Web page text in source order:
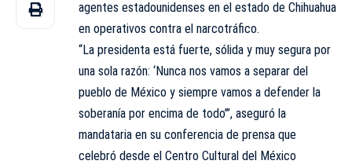
agentes estadounidenses en el estado de Chihuahua
en operativos contra el narcotráfico.
“La presidenta está fuerte, sólida y muy segura por
una sola razón: ‘Nunca nos vamos a separar del
pueblo de México y siempre vamos a defender la
soberanía por encima de todo’”, aseguró la
mandataria en su conferencia de prensa que
celebró desde el Centro Cultural del México